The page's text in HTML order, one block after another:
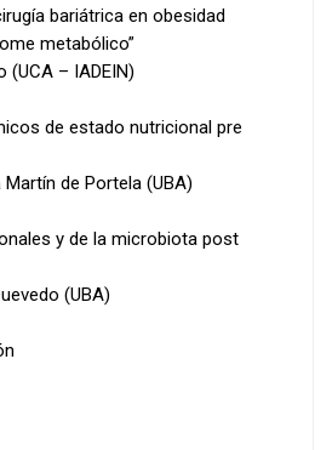
bariátrica en obesidad
metabólico”
(UCA – IADEIN)
de estado nutricional pre
de Portela (UBA)
y de la microbiota post
(UBA)